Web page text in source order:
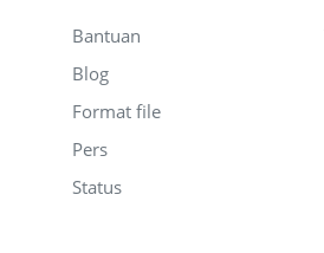
Bantuan
Blog
Format file
Pers
Status